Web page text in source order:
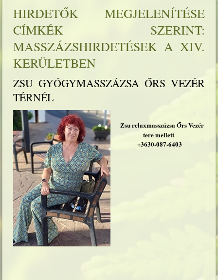
HIRDETŐK MEGJELENÍTÉSE
CÍMKÉK SZERINT:
MASSZÁZSHIRDETÉSEK A XIV.
KERÜLETBEN
ZSU GYÓGYMASSZÁZSA ŐRS VEZÉR
TÉRNÉL
Zsu relaxmasszázsa Őrs Vezér
tere mellett
+3630-087-6403